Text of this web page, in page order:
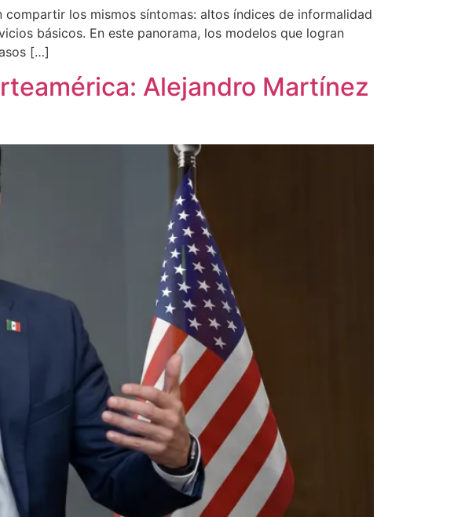
los mismos síntomas: altos índices de informalidad
básicos. En este panorama, los modelos que logran
[…]
Alejandro Martínez